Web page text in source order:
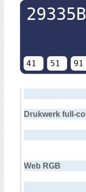
Drukwerk full-
Web RGB